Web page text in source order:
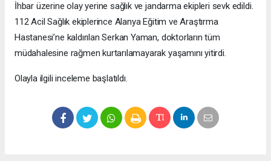
İhbar üzerine olay yerine sağlık ve jandarma ekipleri sevk edildi.
112 Acil Sağlık ekiplerince Alanya Eğitim ve Araştırma
Hastanesi’ne kaldırılan Serkan Yaman, doktorların tüm
müdahalesine rağmen kurtarılamayarak yaşamını yitirdi.
Olayla ilgili inceleme başlatıldı.